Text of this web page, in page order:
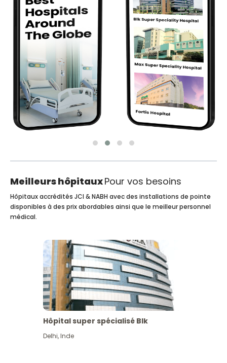
Meilleurs hôpitauxPour vos besoins
Hôpitaux accrédités JCI & NABH avec des installations de pointe
disponibles à des prix abordables ainsi que le meilleur personnel
médical.
Hôpital super spécialisé Blk
Delhi,Inde